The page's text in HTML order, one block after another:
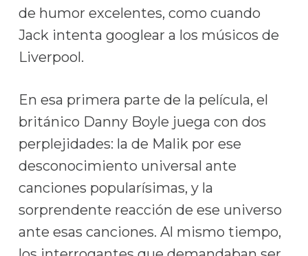
de humor excelentes, como cuando
Jack intenta googlear a los músicos de
Liverpool.
En esa primera parte de la película, el
británico Danny Boyle juega con dos
perplejidades: la de Malik por ese
desconocimiento universal ante
canciones popularísimas, y la
sorprendente reacción de ese universo
ante esas canciones. Al mismo tiempo,